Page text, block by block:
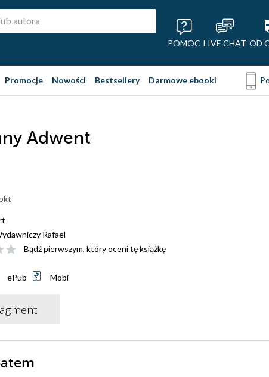
POMOC LIVE CHAT OD
Promocje Nowości Bestsellery Darmowe ebooki
Adwent
Rafael
Bądź pierwszym, który oceni tę książkę
ePub Mobi